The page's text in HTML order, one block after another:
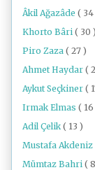
Âkil Ağazâde ( 34
Khorto Bâri ( 30 )
Piro Zaza ( 27 )
Ahmet Haydar (
Aykut Seçkiner (
Irmak Elmas ( 16
Adil Çelik ( 13 )
Mustafa Akdeniz
Mümtaz Bahri (